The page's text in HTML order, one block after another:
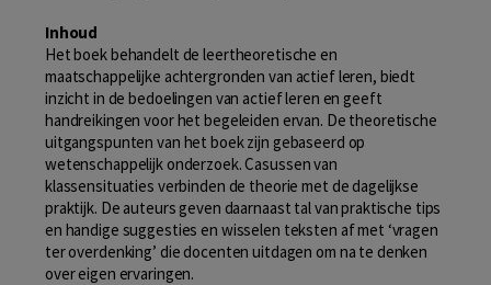
Inhoud
Het boek behandelt de leertheoretische en
maatschappelijke achtergronden van actief leren, biedt
inzicht in de bedoelingen van actief leren en geeft
handreikingen voor het begeleiden ervan. De theoretische
uitgangspunten van het boek zijn gebaseerd op
wetenschappelijk onderzoek. Casussen van
klassensituaties verbinden de theorie met de dagelijkse
praktijk. De auteurs geven daarnaast tal van praktische tips
en handige suggesties en wisselen teksten af met ‘vragen
ter overdenking’ die docenten uitdagen om na te denken
over eigen ervaringen.